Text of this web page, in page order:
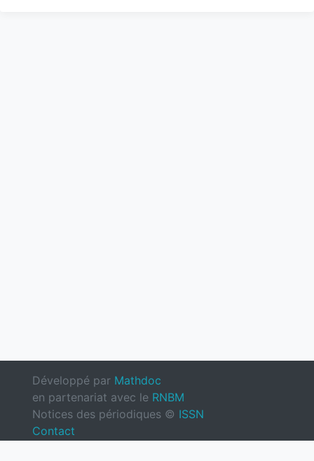
Développé par Mathdoc
en partenariat avec le RNBM
Notices des périodiques © ISSN
Contact